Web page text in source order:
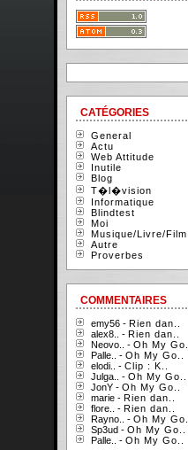
CATÉGORIES
General
Actu
Web Attitude
Inutile
Blog
T�l�vision
Informatique
Blindtest
Moi
Musique/Livre/Film
Autre
Proverbes
COMMENTAIRES
emy56 - Rien dan..
alex8.. - Rien dan..
Neovo.. - Oh My Go..
Palle.. - Oh My Go..
elodi.. - Clip : K..
Julga.. - Oh My Go..
JonY - Oh My Go..
marie - Rien dan..
flore.. - Rien dan..
Rayno.. - Oh My Go..
Sp3ud - Oh My Go..
Palle.. - Oh My Go..